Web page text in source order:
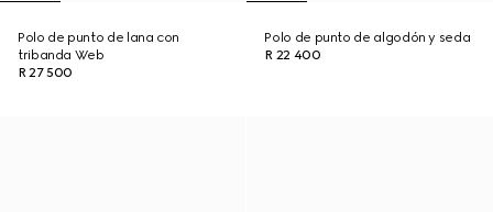
Polo de punto de lana con
tribanda Web
R 27 500
Polo de punto de algodón y seda
R 22 400